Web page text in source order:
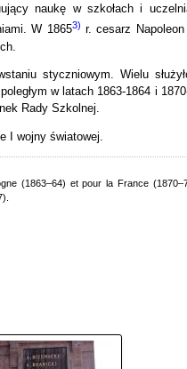
naukę w szkołach i
W 18653) r. cesarz
styczniowym. Wielu
w latach 1863-1864 i
Rady Szkolnej.
I wojny światowej.
(1863–64) et pour la France